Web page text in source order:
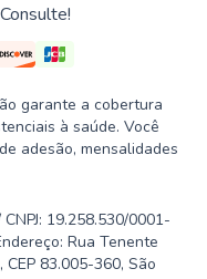
garante a cobertura
à saúde. Você
adesão, mensalidades
CNPJ: 19.258.530/0001-
Rua Tenente
83.005-360, São